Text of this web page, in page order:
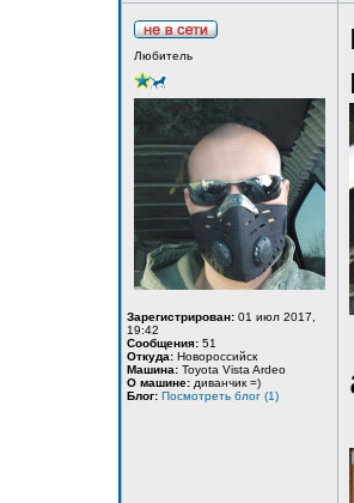
Любитель
Зарегистрирован: 01 июл 2017,
19:42
Сообщения: 51
Откуда: Новороссийск
Машина: Toyota Vista Ardeo
О машине: диванчик =)
Блог: Посмотреть блог (1)